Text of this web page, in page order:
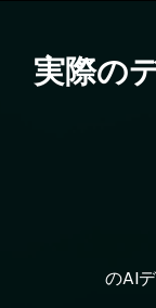
Text
実際の
のAI